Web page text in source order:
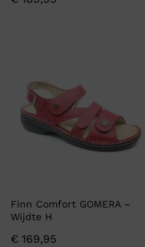
Finn Comfort GOMERA –
Wijdte H
€ 169,95